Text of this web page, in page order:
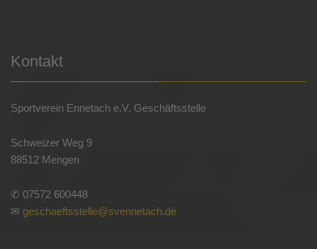
Kontakt
Sportverein Ennetach e.V. Geschäftsstelle
Schweizer Weg 9
88512 Mengen
✆ 07572 600448
✉ geschaeftsstelle@svennetach.de